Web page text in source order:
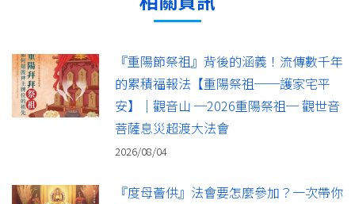
『重陽節祭祖』背後的涵義！流傳數千年
的累積福報法【重陽祭祖──護家宅平
安】｜觀音山 ─2026重陽祭祖─ 觀世音
菩薩息災超渡大法會
2026/08/04
『度母薈供』法會要怎麼參加？一次帶你